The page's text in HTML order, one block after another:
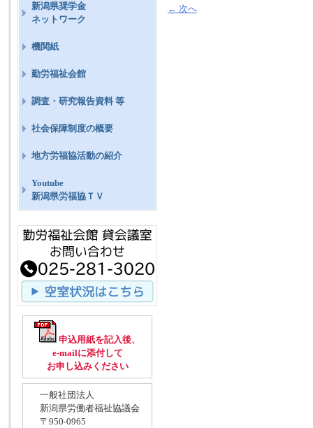
← 次へ
新潟県奨学金
ネットワーク
機関紙
勤労福祉会館
調査・研究報告資料 等
社会保障制度の概要
地方労福協活動の紹介
Youtube
新潟県労福協ＴＶ
申込用紙を記入後、
e-mailに添付して
お申し込みください
一般社団法人
新潟県労働者福祉協議会
〒950-0965